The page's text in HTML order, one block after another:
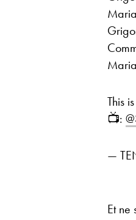
This
📺:
—
Et ne